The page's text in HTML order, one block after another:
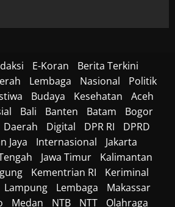
E-Koran
Berita Terkini
Lembaga Nasional
Politik
Budaya Kesehatan
Aceh
Bali Banten Batam
Bogor
Daerah Digital DPR RI
DPRD
Jaya Internasional
Jakarta
Jawa Timur
Kalimantan
Kementrian RI
Keriminal
Lampung Lembaga
Makassar
Medan NTB NTT Olahraga